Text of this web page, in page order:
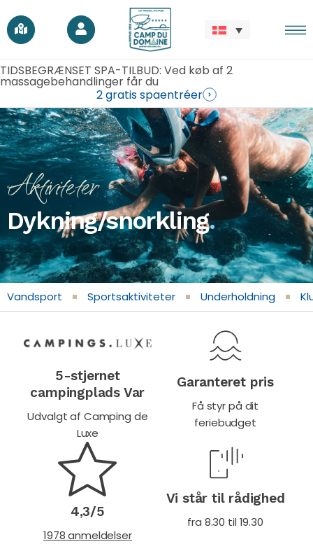
TIDSBEGRÆNSET SPA-TILBUD: Ved køb af 2
massagebehandlinger får du
2 gratis spaentréer
Aktiviteter
Dykning/snorkling.
Vandsport Sportsaktiviteter Underholdning
5-stjernet
campingplads Var
Udvalgt af Camping de
Luxe
Garanteret pris
Få styr på dit
feriebudget
4,3/5
1978 anmeldelser
Vi står til rådighed
fra 8.30 til 19.30